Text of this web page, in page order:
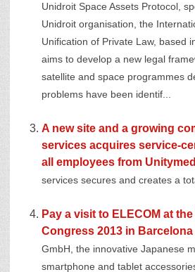
Unidroit Space Assets Protocol,
Unidroit organisation, the
Unification of Private Law, based
aims to develop a new legal
satellite and space programmes
problems have been identif...
A new site and a growing
services acquires service-
all employees from
services secures and creates a
Pay a visit to ELECOM at
Congress 2013 in Barcelona
GmbH, the innovative Japanese
smartphone and tablet